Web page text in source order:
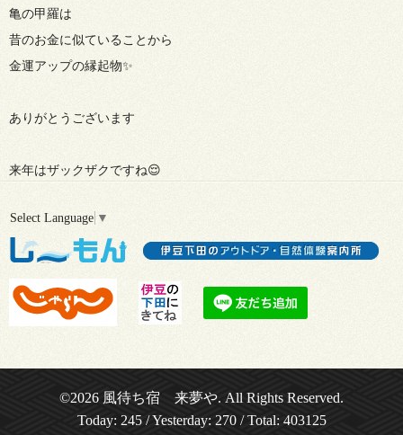
亀の甲羅は
昔のお金に似ていることから
金運アップの縁起物✨
ありがとうございます
来年はザックザクですね😌
Select Language ▼
©2026 風待ち宿 来夢や. All Rights Reserved.
Today: 245/ Yesterday: 270/ Total: 403125